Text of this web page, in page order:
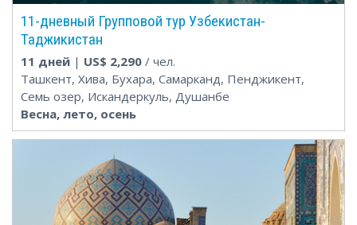
11-дневный Групповой тур Узбекистан-
Таджикистан
11 дней | US$ 2,290 / чел.
Ташкент, Хива, Бухара, Самарканд, Пенджикент,
Семь озер, Искандеркуль, Душанбе
Весна, лето, осень